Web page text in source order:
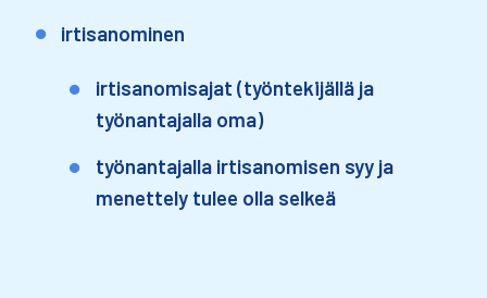
irtisanominen
irtisanomisajat (työntekijällä ja
työnantajalla oma)
työnantajalla irtisanomisen syy ja
menettely tulee olla selkeä